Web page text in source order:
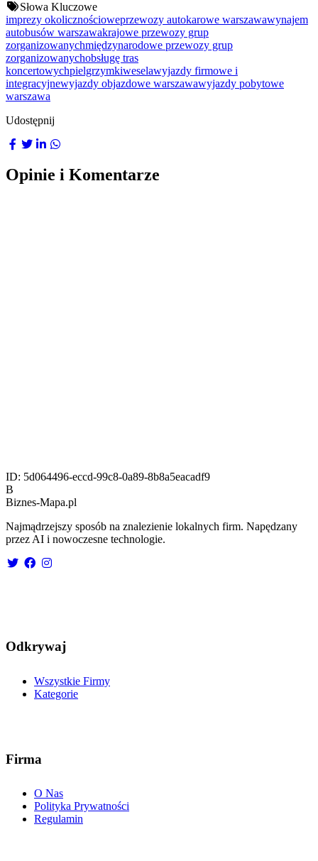
Słowa Kluczowe
imprezy okolicznościoweprzewozy autokarowe warszawawynajem
autobusów warszawakrajowe przewozy grup
zorganizowanychmiędzynarodowe przewozy grup
zorganizowanychobsługę tras
koncertowychpielgrzymkiweselawyjazdy firmowe i
integracyjnewyjazdy objazdowe warszawawyjazdy pobytowe
warszawa
Udostępnij
Opinie i Komentarze
ID: 5d064496-eccd-99c8-0a89-8b8a5eacadf9
B
Biznes-Mapa.pl
Najmądrzejszy sposób na znalezienie lokalnych firm. Napędzany
przez AI i nowoczesne technologie.
Odkrywaj
Wszystkie Firmy
Kategorie
Firma
O Nas
Polityka Prywatności
Regulamin